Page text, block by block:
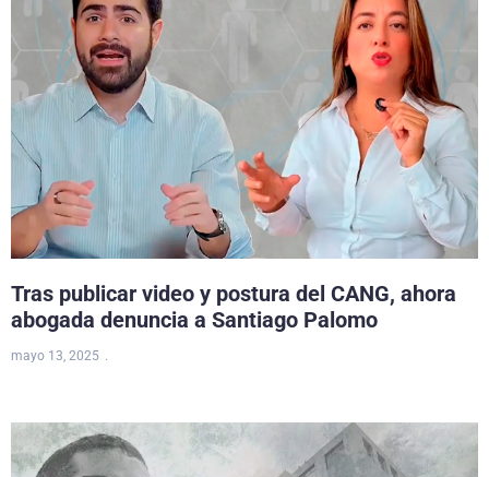
Tras publicar video y postura del CANG, ahora
abogada denuncia a Santiago Palomo
mayo 13, 2025